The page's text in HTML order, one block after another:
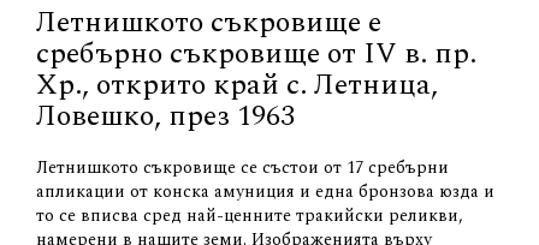
Летнишкото съкровище е
сребърно съкровище от IV в. пр.
Хр., открито край с. Летница,
Ловешко, през 1963
Летнишкото съкровище се състои от 17 сребърни
апликации от конска амуниция и една бронзова юзда и
то се вписва сред най-ценните тракийски реликви,
намерени в нашите земи. Изображенията върху